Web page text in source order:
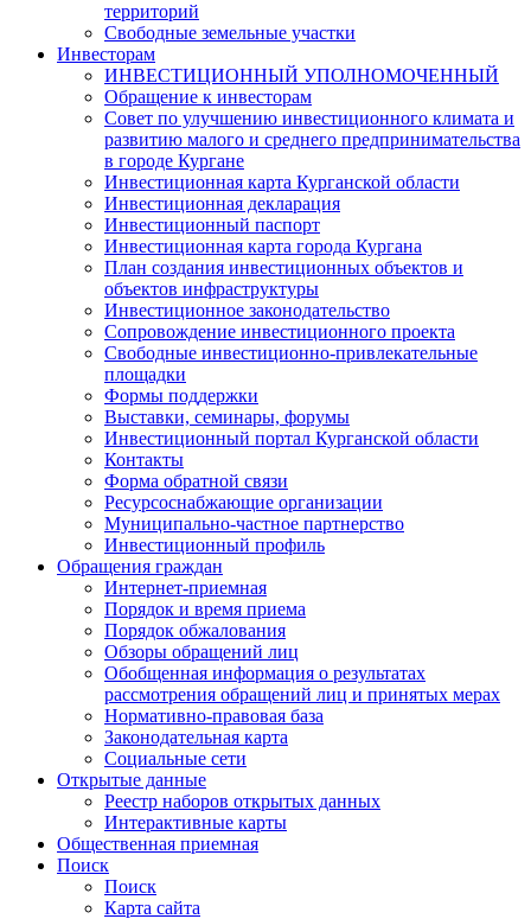
территорий
Свободные земельные участки
Инвесторам
ИНВЕСТИЦИОННЫЙ УПОЛНОМОЧЕННЫЙ
Обращение к инвесторам
Совет по улучшению инвестиционного климата и
развитию малого и среднего предпринимательства
в городе Кургане
Инвестиционная карта Курганской области
Инвестиционная декларация
Инвестиционный паспорт
Инвестиционная карта города Кургана
План создания инвестиционных объектов и
объектов инфраструктуры
Инвестиционное законодательство
Сопровождение инвестиционного проекта
Свободные инвестиционно-привлекательные
площадки
Формы поддержки
Выставки, семинары, форумы
Инвестиционный портал Курганской области
Контакты
Форма обратной связи
Ресурсоснабжающие организации
Муниципально-частное партнерство
Инвестиционный профиль
Обращения граждан
Интернет-приемная
Порядок и время приема
Порядок обжалования
Обзоры обращений лиц
Обобщенная информация о результатах
рассмотрения обращений лиц и принятых мерах
Нормативно-правовая база
Законодательная карта
Социальные сети
Открытые данные
Реестр наборов открытых данных
Интерактивные карты
Общественная приемная
Поиск
Поиск
Карта сайта